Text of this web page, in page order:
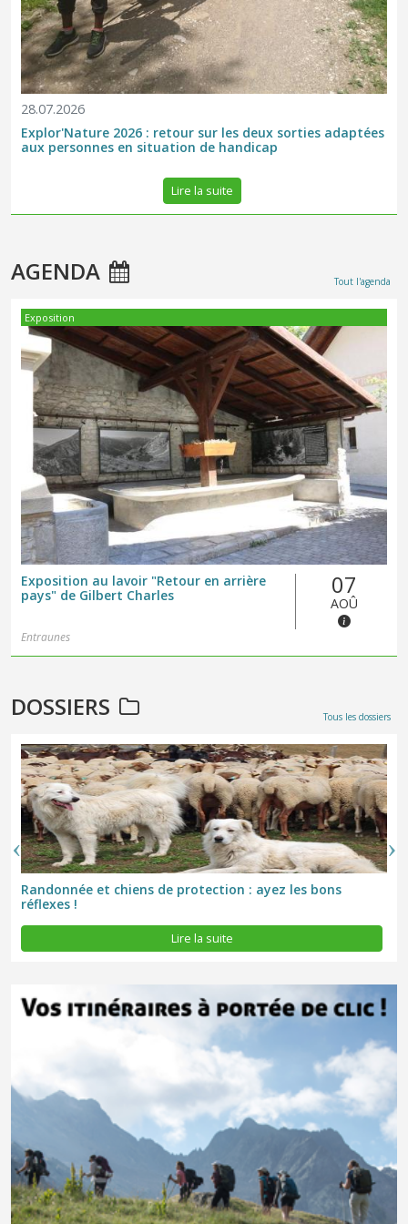
28.07.2026
Explor'Nature 2026 : retour sur les deux sorties adaptées
aux personnes en situation de handicap
Lire la suite
AGENDA Tout l'agenda
Exposition
Exposition au lavoir "Retour en arrière
pays" de Gilbert Charles
07
AOÛ
Entraunes
DOSSIERS Tous les dossiers
Randonnée et chiens de protection : ayez les bons
réflexes !
Lire la suite